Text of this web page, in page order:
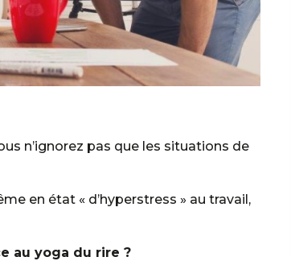
n’ignorez pas que les situations de
en état « d’hyperstress » au travail,
au yoga du rire ?